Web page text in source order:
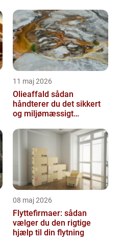
11 maj 2026
Olieaffald sådan
håndterer du det sikkert
og miljømæssigt
08 maj 2026
Flyttefirmaer: sådan
vælger du den rigtige
hjælp til din flytning